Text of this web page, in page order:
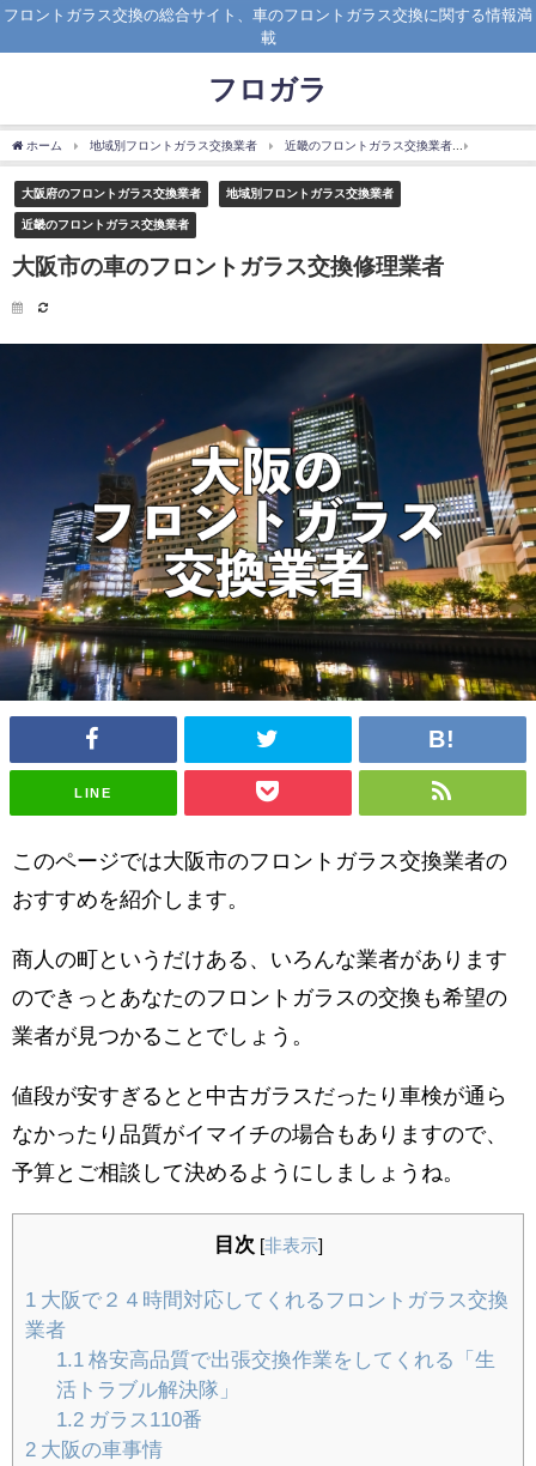
フロントガラス交換の総合サイト、車のフロントガラス交換に関する情報満
載
フロガラ
ホーム 地域別フロントガラス交換業者 近畿のフロントガラス交換業者
大阪府のフロントガラス交換業者 地域別フロントガラス交換業者
近畿のフロントガラス交換業者
大阪市の車のフロントガラス交換修理業者
LINE
このページでは大阪市のフロントガラス交換業者の
おすすめを紹介します。
商人の町というだけある、いろんな業者があります
のできっとあなたのフロントガラスの交換も希望の
業者が見つかることでしょう。
値段が安すぎるとと中古ガラスだったり車検が通ら
なかったり品質がイマイチの場合もありますので、
予算とご相談して決めるようにしましょうね。
目次 [非表示]
1 大阪で２４時間対応してくれるフロントガラス交換
業者
1.1 格安高品質で出張交換作業をしてくれる「生
活トラブル解決隊」
1.2ガラス110番
2 大阪の車事情